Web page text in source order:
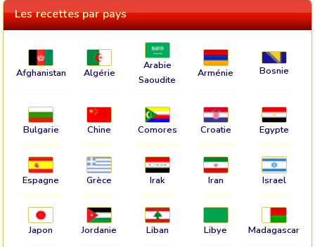
Les recettes par pays
Afghanistan Algérie
Arabie
Saoudite
Arménie Bosnie
Bulgarie Chine Comores Croatie Egypte
Espagne Grèce Irak Iran Israel
Japon Jordanie Liban Libye Madagascar